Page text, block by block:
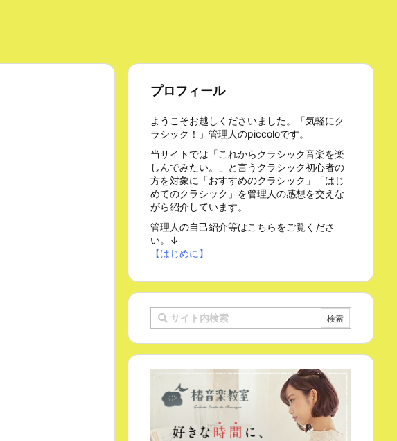
プロフィール
ようこそお越しくださいました。「気軽にク
ラシック！」管理人のpiccoloです。
当サイトでは「これからクラシック音楽を楽
しんでみたい。」と言うクラシック初心者の
方を対象に「おすすめのクラシック」「はじ
めてのクラシック」を管理人の感想を交えな
がら紹介しています。
管理人の自己紹介等はこちらをご覧くださ
い。↓
【はじめに】